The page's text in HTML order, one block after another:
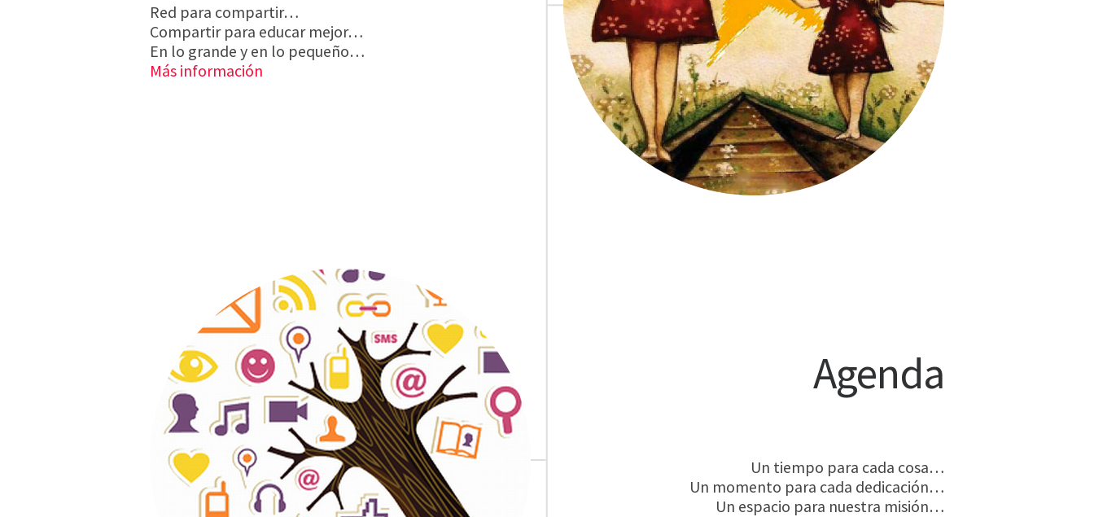
Red para compartir…
Compartir para educar mejor…
En lo grande y en lo pequeño…
Más información
Agenda
Un tiempo para cada cosa…
Un momento para cada dedicación…
Un espacio para nuestra misión…